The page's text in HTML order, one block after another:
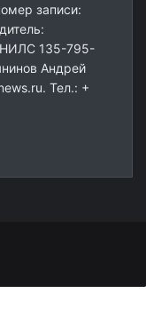
записи:
135-795-
Андрей
Тел.: +